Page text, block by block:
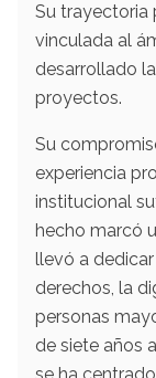
Su trayectoria
vinculada al
desarrollado
proyectos.
Su
experiencia
institucional
hecho marcó
llevó a
derechos, la
personas
de siete años